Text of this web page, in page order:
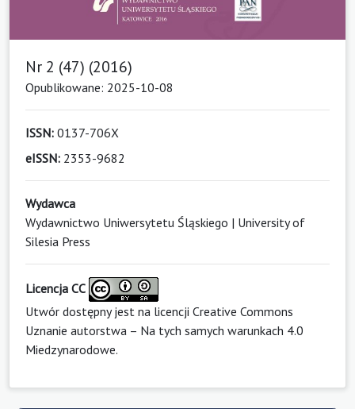
Nr 2 (47) (2016)
Opublikowane: 2025-10-08
ISSN: 0137-706X
eISSN: 2353-9682
Wydawca
Wydawnictwo Uniwersytetu Śląskiego | University of
Silesia Press
Licencja CC
Utwór dostępny jest na licencji Creative Commons
Uznanie autorstwa – Na tych samych warunkach 4.0
Miedzynarodowe.